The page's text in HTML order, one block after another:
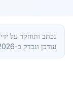
נכתב ותוחקר על ידי
עודכן ונבדק ב-2026